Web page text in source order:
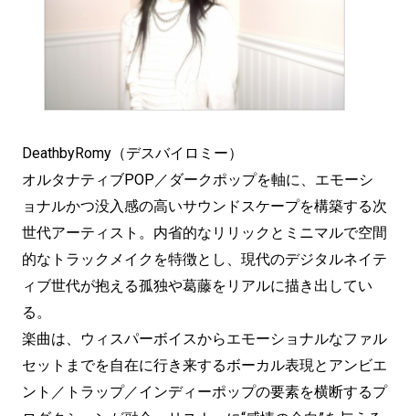
DeathbyRomy（デスバイロミー）
オルタナティブPOP／ダークポップを軸に、エモーシ
ョナルかつ没入感の高いサウンドスケープを構築する次
世代アーティスト。内省的なリリックとミニマルで空間
的なトラックメイクを特徴とし、現代のデジタルネイテ
ィブ世代が抱える孤独や葛藤をリアルに描き出してい
る。
楽曲は、ウィスパーボイスからエモーショナルなファル
セットまでを自在に行き来するボーカル表現とアンビエ
ント／トラップ／インディーポップの要素を横断するプ